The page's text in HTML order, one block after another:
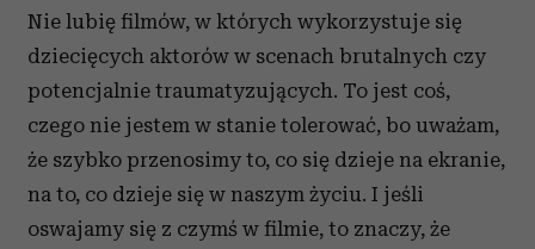
Nie lubię filmów, w których wykorzystuje się
dziecięcych aktorów w scenach brutalnych czy
potencjalnie traumatyzujących. To jest coś,
czego nie jestem w stanie tolerować, bo uważam,
że szybko przenosimy to, co się dzieje na ekranie,
na to, co dzieje się w naszym życiu. I jeśli
oswajamy się z czymś w filmie, to znaczy, że